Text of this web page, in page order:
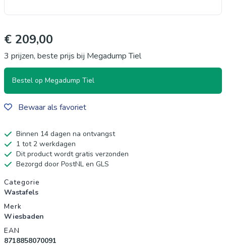
€ 209,00
3 prijzen, beste prijs bij Megadump Tiel
Bestel op Megadump Tiel
Bewaar als favoriet
Binnen 14 dagen na ontvangst
1 tot 2 werkdagen
Dit product wordt gratis verzonden
Bezorgd door PostNL en GLS
Productgegevens
Categorie
Wastafels
Merk
Wiesbaden
EAN
8718858070091